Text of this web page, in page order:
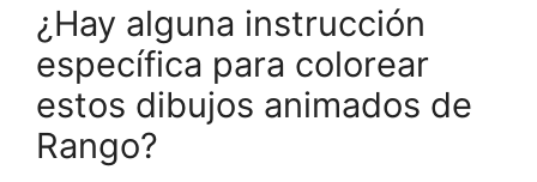
¿Hay alguna instrucción
específica para colorear
estos dibujos animados de
Rango?